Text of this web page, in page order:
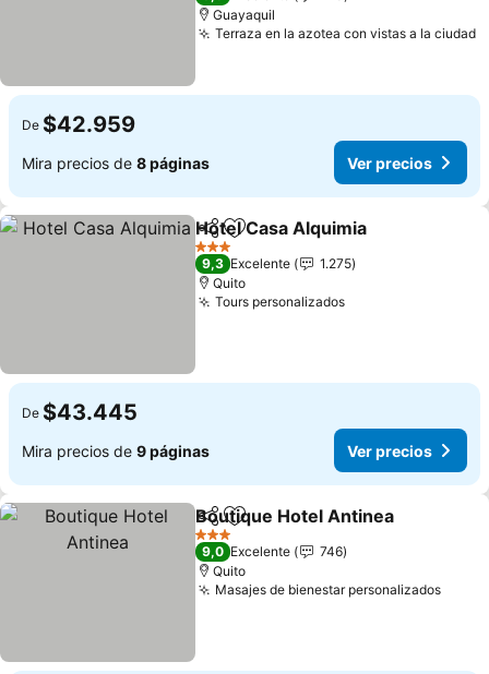
Guayaquil
Terraza en la azotea con vistas a la ciudad
De $42.959
Mira precios de 8 páginas Ver precios
CompartirAgregar a favoritos
Hotel Casa Alquimia
3 Estrellas
9,3 Excelente
1.275
Quito
Tours personalizados
De $43.445
Mira precios de 9 páginas Ver precios
CompartirAgregar a favoritos
Boutique Hotel Antinea
3 Estrellas
9,0 Excelente
746
Quito
Masajes de bienestar personalizados